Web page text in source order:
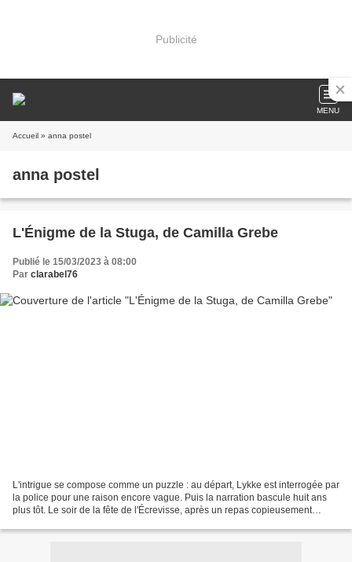
Publicité
MENU
Accueil » anna postel
anna postel
L'Énigme de la Stuga, de Camilla Grebe
Publié le 15/03/2023 à 08:00
Par clarabel76
L'intrigue se compose comme un puzzle : au départ, Lykke est interrogée par
la police pour une raison encore vague. Puis la narration bascule huit ans
plus tôt. Le soir de la fête de l'Écrevisse, après un repas copieusement